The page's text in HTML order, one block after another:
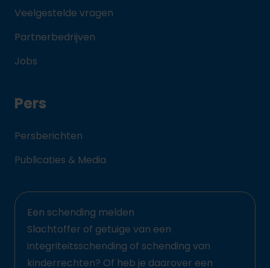
Veelgestelde vragen
Partnerbedrijven
Jobs
Pers
Persberichten
Publicaties & Media
Een schending melden
Slachtoffer of getuige van een
integriteitsschending of schending van
kinderrechten? Of heb je daarover een